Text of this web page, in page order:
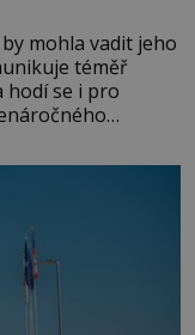
mohla vadit jeho
téměř
hodí se i pro
Jeho
výjimkou